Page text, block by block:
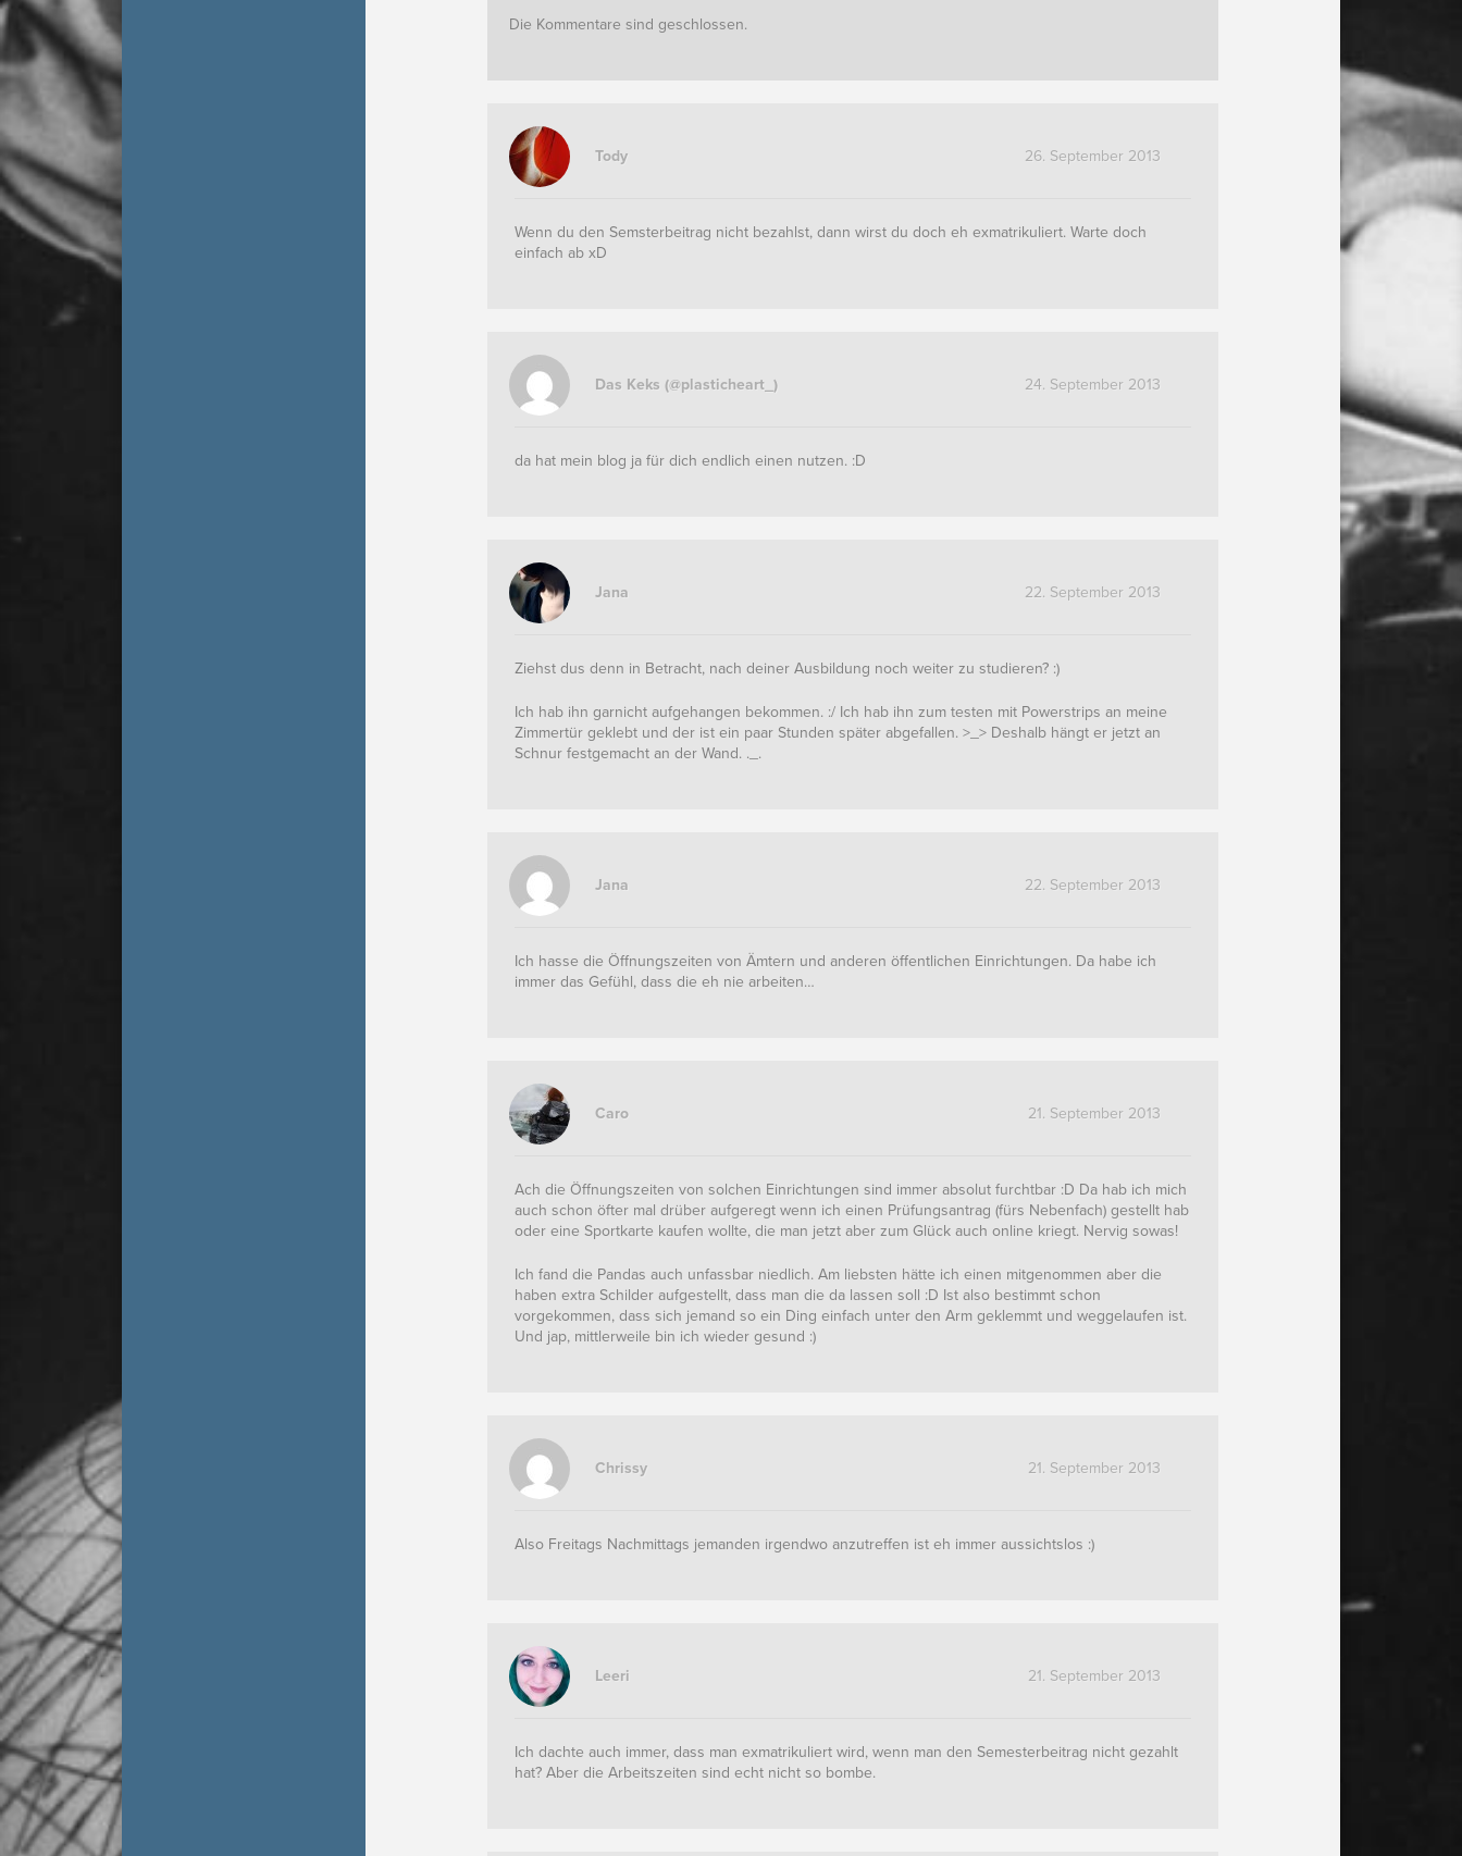
Die Kommentare sind geschlossen.
Tody 26. September 2013
Wenn du den Semsterbeitrag nicht bezahlst, dann wirst du doch eh exmatrikuliert. Warte doch
einfach ab xD
Das Keks (@plasticheart_) 24. September 2013
da hat mein blog ja für dich endlich einen nutzen. :D
Jana 22. September 2013
Ziehst dus denn in Betracht, nach deiner Ausbildung noch weiter zu studieren? :)
Ich hab ihn garnicht aufgehangen bekommen. :/ Ich hab ihn zum testen mit Powerstrips an meine
Zimmertür geklebt und der ist ein paar Stunden später abgefallen. >_> Deshalb hängt er jetzt an
Schnur festgemacht an der Wand. ._.
Jana 22. September 2013
Ich hasse die Öffnungszeiten von Ämtern und anderen öffentlichen Einrichtungen. Da habe ich
immer das Gefühl, dass die eh nie arbeiten…
Caro 21. September 2013
Ach die Öffnungszeiten von solchen Einrichtungen sind immer absolut furchtbar :D Da hab ich mich
auch schon öfter mal drüber aufgeregt wenn ich einen Prüfungsantrag (fürs Nebenfach) gestellt hab
oder eine Sportkarte kaufen wollte, die man jetzt aber zum Glück auch online kriegt. Nervig sowas!
Ich fand die Pandas auch unfassbar niedlich. Am liebsten hätte ich einen mitgenommen aber die
haben extra Schilder aufgestellt, dass man die da lassen soll :D Ist also bestimmt schon
vorgekommen, dass sich jemand so ein Ding einfach unter den Arm geklemmt und weggelaufen ist.
Und jap, mittlerweile bin ich wieder gesund :)
Chrissy 21. September 2013
Also Freitags Nachmittags jemanden irgendwo anzutreffen ist eh immer aussichtslos :)
Leeri 21. September 2013
Ich dachte auch immer, dass man exmatrikuliert wird, wenn man den Semesterbeitrag nicht gezahlt
hat? Aber die Arbeitszeiten sind echt nicht so bombe.